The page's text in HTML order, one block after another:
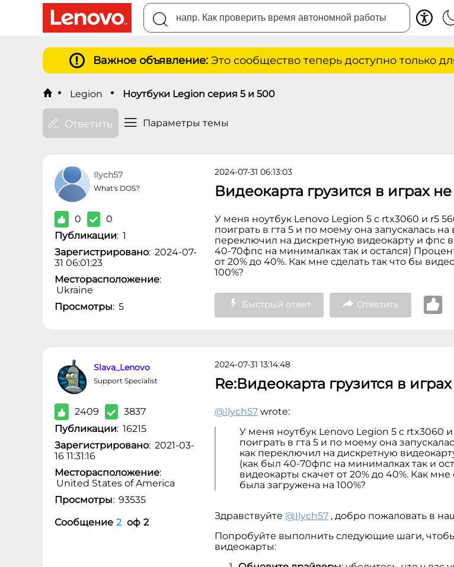
Важное объявление: Это сообщество теперь доступно только
Legion Ноутбуки Legion cерия 5 и 500
Ответить Параметры темы
Ilych57
What's DOS?
0
0
Публикации: 1
Зарегистрировано: 2024-07-
31 06:01:23
Месторасположение:
Ukraine
Просмотры: 5
2024-07-31 06:13:03
Видеокарта грузится в играх
У меня ноутбук Lenovo Legion 5 с rtx3060 и r5
поиграть в гта 5 и по моему она запускалась
переключил на дискретную видеокарту и фпс
40-70фпс на минималках так и остался)
от 20% до 40%. Как мне сделать так что бы
100%?
Быстрый ответ Ответить
Slava_Lenovo
Support Specialist
2409
3837
Публикации: 16215
Зарегистрировано: 2021-03-
16 11:31:16
Месторасположение:
United States of America
Просмотры: 93535
Сообщение 2 оф 2
2024-07-31 13:14:48
Re:Видеокарта грузится в
@Ilych57 wrote:
У меня ноутбук Lenovo Legion 5 с rtx3060
поиграть в гта 5 и по моему она
как переключил на дискретную
(как был 40-70фпс на минималках так и
видеокарты скачет от 20% до 40%. Как
была загружена на 100%?
Здравствуйте @Ilych57 , добро пожаловать в
Попробуйте выполнить следующие шаги, чтобы
видеокарты: